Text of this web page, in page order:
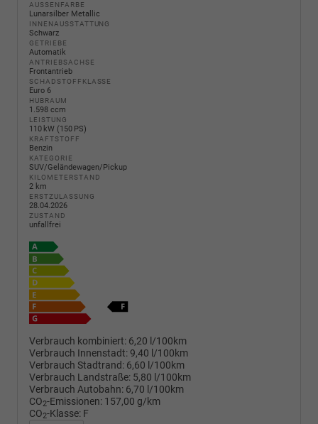
AUSSENFARBE
Lunarsilber Metallic
INNENAUSSTATTUNG
Schwarz
GETRIEBE
Automatik
ANTRIEBSACHSE
Frontantrieb
SCHADSTOFFKLASSE
Euro 6
HUBRAUM
1.598 ccm
LEISTUNG
110 kW (150 PS)
KRAFTSTOFF
Benzin
KATEGORIE
SUV/Geländewagen/Pickup
KILOMETERSTAND
2 km
ERSTZULASSUNG
28.04.2026
ZUSTAND
unfallfrei
Verbrauch kombiniert: 6,20 l/100km
Verbrauch Innenstadt: 9,40 l/100km
Verbrauch Stadtrand: 6,60 l/100km
Verbrauch Landstraße: 5,80 l/100km
Verbrauch Autobahn: 6,70 l/100km
CO2-Emissionen: 157,00 g/km
CO2-Klasse: F